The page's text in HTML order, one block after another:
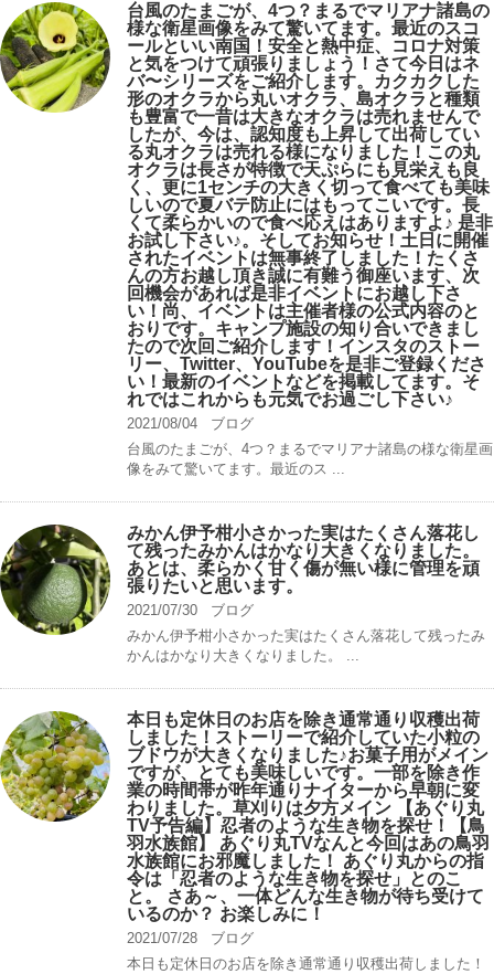
台風のたまごが、4つ？まるでマリアナ諸島の
様な衛星画像をみて驚いてます。最近のスコ
ールといい南国！安全と熱中症、コロナ対策
と気をつけて頑張りましょう！さて今日はネ
バ〜シリーズをご紹介します。カクカクした
形のオクラから丸いオクラ、島オクラと種類
も豊富で一昔は大きなオクラは売れませんで
したが、今は、認知度も上昇して出荷してい
る丸オクラは売れる様になりました！この丸
オクラは長さが特徴で天ぷらにも見栄えも良
く、更に1センチの大きく切って食べても美味
しいので夏バテ防止にはもってこいです。長
くて柔らかいので食べ応えはありますよ♪ 是非
お試し下さい♪。そしてお知らせ！土日に開催
されたイベントは無事終了しました！たくさ
んの方お越し頂き誠に有難う御座います、次
回機会があれば是非イベントにお越し下さ
い！尚、イベントは主催者様の公式内容のと
おりです。キャンプ️施設の知り合いできまし
たので次回ご紹介します！インスタのストー
リー、Twitter、YouTubeを是非ご登録くださ
い！最新のイベントなどを掲載してます。そ
れではこれからも元気でお過ごし下さい♪
2021/08/04
ブログ
台風のたまごが、4つ？まるでマリアナ諸島の様な衛星画
像をみて驚いてます。最近のス ...
みかん伊予柑小さかった実はたくさん落花し
て残ったみかんはかなり大きくなりました。
あとは、柔らかく甘く傷が無い様に管理を頑
張りたいと思います。
2021/07/30
ブログ
みかん伊予柑小さかった実はたくさん落花して残ったみ
かんはかなり大きくなりました。 ...
本日も定休日のお店を除き通常通り収穫出荷
しました！ストーリーで紹介していた小粒の
ブドウが大きくなりました♪お菓子用がメイン
ですが、とても美味しいです。一部を除き作
業の時間帯が昨年通りナイターから早朝に変
わりました。草刈りは夕方メイン 【あぐり丸
TV予告編】忍者のような生き物を探せ！【鳥
羽水族館】 あぐり丸TVなんと今回はあの鳥羽
水族館にお邪魔しました！ あぐり丸からの指
令は「忍者のような生き物を探せ」とのこ
と。 さあ～、一体どんな生き物が待ち受けて
いるのか？ お楽しみに！
2021/07/28
ブログ
本日も定休日のお店を除き通常通り収穫出荷しました！